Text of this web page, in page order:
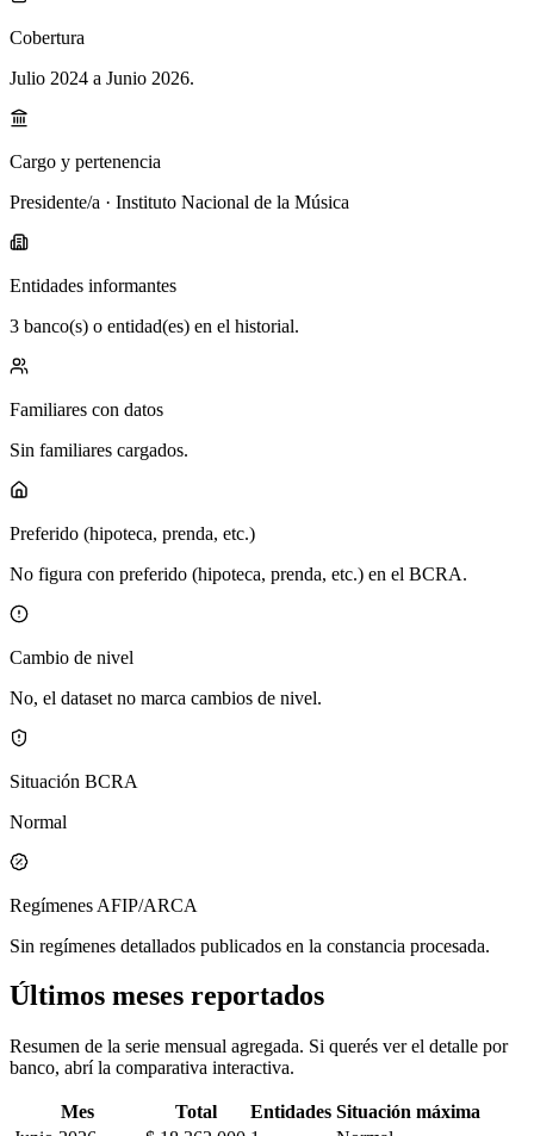
Cobertura
Julio 2024 a Junio 2026.
Cargo y pertenencia
Presidente/a · Instituto Nacional de la Música
Entidades informantes
3 banco(s) o entidad(es) en el historial.
Familiares con datos
Sin familiares cargados.
Preferido (hipoteca, prenda, etc.)
No figura con preferido (hipoteca, prenda, etc.) en el BCRA.
Cambio de nivel
No, el dataset no marca cambios de nivel.
Situación BCRA
Normal
Regímenes AFIP/ARCA
Sin regímenes detallados publicados en la constancia procesada.
Últimos meses reportados
Resumen de la serie mensual agregada. Si querés ver el detalle por
banco, abrí la comparativa interactiva.
Mes Total Entidades Situación máxima